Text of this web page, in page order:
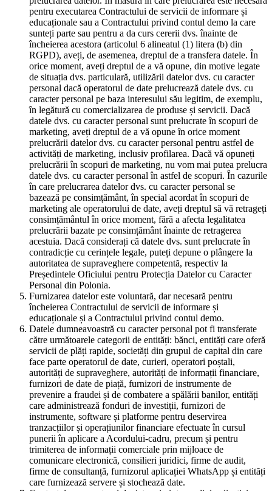
pentru executarea Contractului de servicii de informare și
educaționale sau a Contractului privind contul demo la care
sunteți parte sau pentru a da curs cererii dvs. înainte de
încheierea acestora (articolul 6 alineatul (1) litera (b) din
RGPD), aveți, de asemenea, dreptul de a transfera datele. În
orice moment, aveți dreptul de a vă opune, din motive legate
de situația dvs. particulară, utilizării datelor dvs. cu caracter
personal dacă operatorul de date prelucrează datele dvs. cu
caracter personal pe baza interesului său legitim, de exemplu,
în legătură cu comercializarea de produse și servicii. Dacă
datele dvs. cu caracter personal sunt prelucrate în scopuri de
marketing, aveți dreptul de a vă opune în orice moment
prelucrării datelor dvs. cu caracter personal pentru astfel de
activități de marketing, inclusiv profilarea. Dacă vă opuneți
prelucrării în scopuri de marketing, nu vom mai putea prelucra
datele dvs. cu caracter personal în astfel de scopuri. În cazurile
în care prelucrarea datelor dvs. cu caracter personal se
bazează pe consimțământ, în special acordat în scopuri de
marketing ale operatorului de date, aveți dreptul să vă retrageți
consimțământul în orice moment, fără a afecta legalitatea
prelucrării bazate pe consimțământ înainte de retragerea
acestuia. Dacă considerați că datele dvs. sunt prelucrate în
contradicție cu cerințele legale, puteți depune o plângere la
autoritatea de supraveghere competentă, respectiv la
Președintele Oficiului pentru Protecția Datelor cu Caracter
Personal din Polonia.
Furnizarea datelor este voluntară, dar necesară pentru
încheierea Contractului de servicii de informare și
educaționale și a Contractului privind contul demo.
Datele dumneavoastră cu caracter personal pot fi transferate
către următoarele categorii de entități: bănci, entități care oferă
servicii de plăți rapide, societăți din grupul de capital din care
face parte operatorul de date, curieri, operatori poștali,
autorități de supraveghere, autorități de informații financiare,
furnizori de date de piață, furnizori de instrumente de
prevenire a fraudei și de combatere a spălării banilor, entități
care administrează fonduri de investiții, furnizori de
instrumente, software și platforme pentru deservirea
tranzacțiilor și operațiunilor financiare efectuate în cursul
punerii în aplicare a Acordului-cadru, precum și pentru
trimiterea de informații comerciale prin mijloace de
comunicare electronică, consilieri juridici, firme de audit,
firme de consultanță, furnizorul aplicației WhatsApp și entități
care furnizează servere și stochează date.